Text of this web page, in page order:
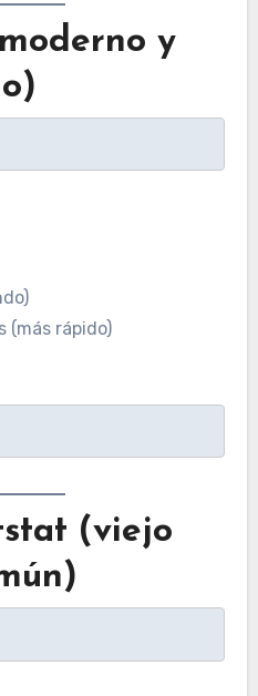
y
(más rápido)
(viejo